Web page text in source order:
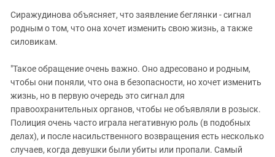
Сиражудинова объясняет, что заявление беглянки - сигнал
родным о том, что она хочет изменить свою жизнь, а также
силовикам.
"Такое обращение очень важно. Оно адресовано и родным,
чтобы они поняли, что она в безопасности, но хочет изменить
жизнь, но в первую очередь это сигнал для
правоохранительных органов, чтобы не объявляли в розыск.
Полиция очень часто играла негативную роль (в подобных
делах), и после насильственного возвращения есть несколько
случаев, когда девушки были убиты или пропали. Самый